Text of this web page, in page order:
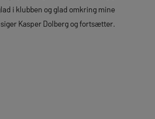
i klubben og glad omkring mine
Kasper Dolberg og fortsætter.